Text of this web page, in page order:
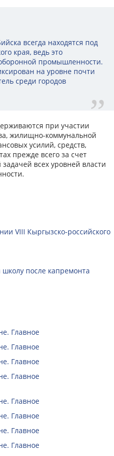
всегда находятся под
края, ведь это
промышленности.
на уровне почти
среди городов
при участии
жилищно-коммунальной
усилий, средств,
прежде всего за счет
всех уровней власти
VIII Кыргызско-российского
после капремонта
Главное
Главное
Главное
Главное
Главное
Главное
Главное
Главное